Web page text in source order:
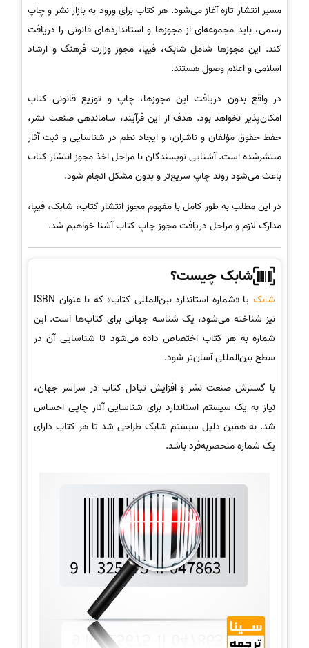
مسیر انتشار تازه آغاز می‌شود. هر کتاب برای ورود به بازار نشر و چاپ
رسمی، باید مجموعه‌ای از مجوزها و استانداردهای قانونی را دریافت
کند. این مجوزها شامل شابک، فیپا، مجوز وزارت فرهنگ و ارشاد
اسلامی و اعلام وصول هستند.
در واقع بدون دریافت این مجوزها، چاپ و توزیع قانونی کتاب
امکان‌پذیر نخواهد بود. هدف از این فرآیند، ساماندهی صنعت نشر،
حفظ حقوق مؤلفان و ناشران، و ایجاد نظم در شناسایی و ثبت آثار
منتشرشده است. آشنایی نویسندگان با مراحل اخذ مجوز انتشار کتاب
باعث می‌شود روند چاپ سریع‌تر و بدون مشکل انجام شود.
در این مطلب به طور کامل با مفهوم مجوز انتشار کتاب، شابک، فیپا،
مدارک لازم و مراحل دریافت مجوز چاپ کتاب آشنا خواهیم شد.
شابک چیست؟
شابک
یا «شماره استاندارد بین‌المللی کتاب» که با عنوان ISBN
نیز شناخته می‌شود، یک شناسه جهانی برای کتاب‌ها است. این
شماره به هر کتاب اختصاص داده می‌شود تا شناسایی آن در
سطح بین‌المللی آسان‌تر شود.
با گسترش صنعت نشر و افزایش تبادل کتاب در سراسر جهان،
نیاز به یک سیستم استاندارد برای شناسایی آثار چاپی احساس
شد. به همین دلیل سیستم شابک طراحی شد تا هر کتاب دارای
یک شماره منحصر‌به‌فرد باشد.